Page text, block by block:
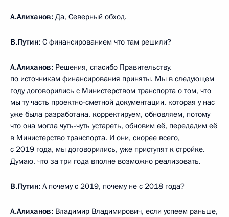
А.Алиханов: Да, Северный обход.
В.Путин: С финансированием что там решили?
А.Алиханов: Решения, спасибо Правительству,
по источникам финансирования приняты. Мы в следующем
году договорились с Министерством транспорта о том, что
мы ту часть проектно-сметной документации, которая у нас
уже была разработана, корректируем, обновляем, потому
что она могла чуть-чуть устареть, обновим её, передадим её
в Министерство транспорта. И они, скорее всего,
с 2019 года, мы договорились, уже приступят к стройке.
Думаю, что за три года вполне возможно реализовать.
В.Путин: А почему с 2019, почему не с 2018 года?
А.Алиханов: Владимир Владимирович, если успеем раньше,